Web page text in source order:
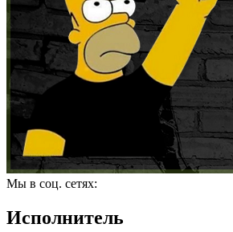
Мы в соц. сетях:
Исполнитель